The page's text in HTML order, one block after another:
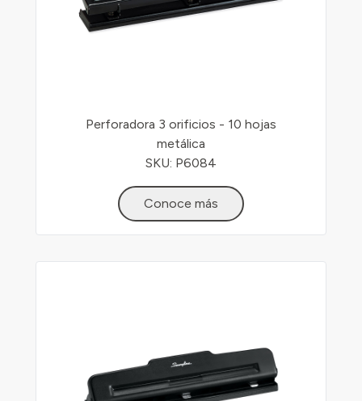
Perforadora 3 orificios - 10 hojas
metálica
SKU: P6084
Conoce más